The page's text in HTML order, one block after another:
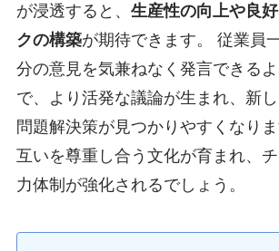
が浸透すると、 生産性の向上や良
クの構築が期待できます。 従業員
分の意見を気兼ねなく発言できる
で、より活発な議論が生まれ、新
問題解決策が見つかりやすくなり
互いを尊重し合う文化が育まれ、
力体制が強化されるでしょう。